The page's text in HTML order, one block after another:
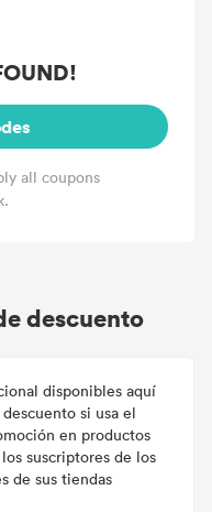
all coupons
descuento
disponibles aquí
si usa el
en productos
suscriptores de los
de sus tiendas